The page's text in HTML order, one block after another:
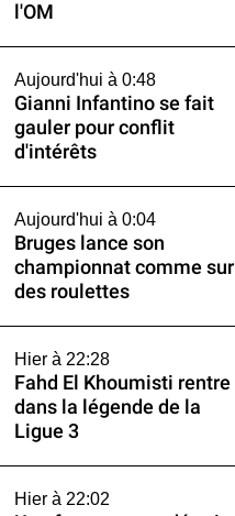
l'OM
Aujourd'hui à 0:48
Gianni Infantino se fait
gauler pour conflit
d'intérêts
Aujourd'hui à 0:04
Bruges lance son
championnat comme sur
des roulettes
Hier à 22:28
Fahd El Khoumisti rentre
dans la légende de la
Ligue 3
Hier à 22:02